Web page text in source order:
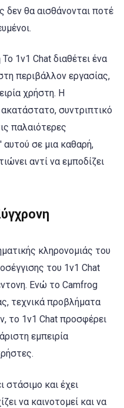
δεν θα αισθάνονται ποτέ
Το 1v1 Chat διαθέτει ένα
περιβάλλον εργασίας,
χρήστη. Η
συντριπτικό
παλαιότερες
σε μια καθαρή,
αντί να εμποδίζει
κληρονομιάς του
του 1v1 Chat
Ενώ το Camfrog
τεχνικά προβλήματα
το 1v1 Chat προσφέρει
εμπειρία
στάσιμο και έχει
να καινοτομεί και να